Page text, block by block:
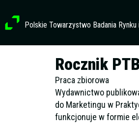
treści
Polskie Towarzystwo Badania Rynku
Rocznik
Praca zbiorowa
Wydawnictwo
do Marketingu w
funkcjonuje w formie